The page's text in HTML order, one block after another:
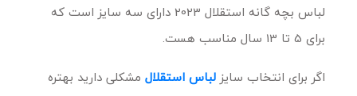
لباس بچه گانه استقلال 2023 دارای سه سایز است که
برای 5 تا 13 سال مناسب هست.
اگر برای انتخاب سایز لباس استقلال مشکلی دارید بهتره